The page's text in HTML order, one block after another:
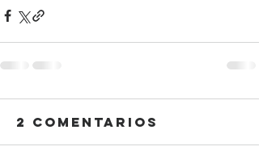
2 comentarios